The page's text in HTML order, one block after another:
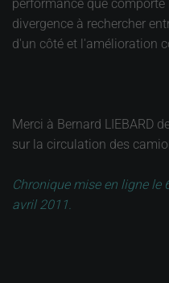
performance que
divergence à rechercher
d'un côté et l'amélioration
Merci à Bernard LIEBARD
sur la circulation des
Chronique mise en ligne le
avril 2011.